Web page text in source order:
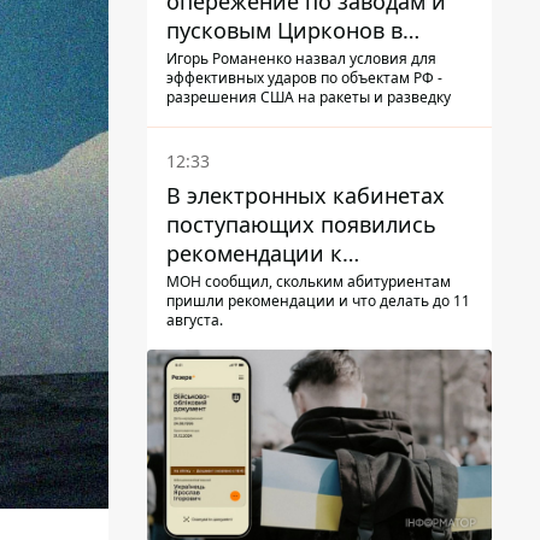
пусковым Цирконов в
России
Игорь Романенко назвал условия для
эффективных ударов по объектам РФ -
разрешения США на ракеты и разведку
12:33
В электронных кабинетах
поступающих появились
рекомендации к
зачислению на бакалавриат
и в магистратуру – что
МОН сообщил, скольким абитуриентам
пришли рекомендации и что делать до 11
августа.